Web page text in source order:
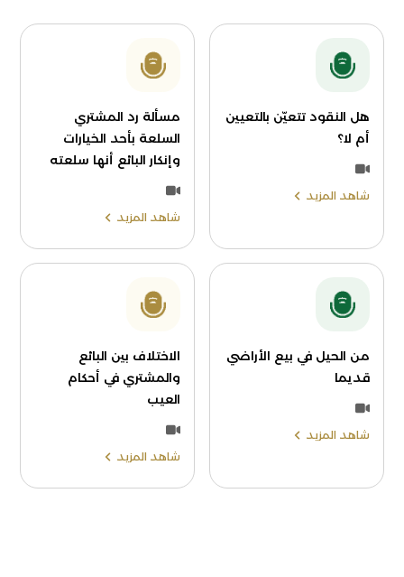
هل النقود تتعيّن بالتعيين
أم لا؟
شاهد المزيد
مسألة رد المشتري
السلعة بأحد الخيارات
وإنكار البائع أنها سلعته
شاهد المزيد
من الحيل في بيع الأراضي
قديما
شاهد المزيد
الاختلاف بين البائع
والمشتري في أحكام
العيب
شاهد المزيد